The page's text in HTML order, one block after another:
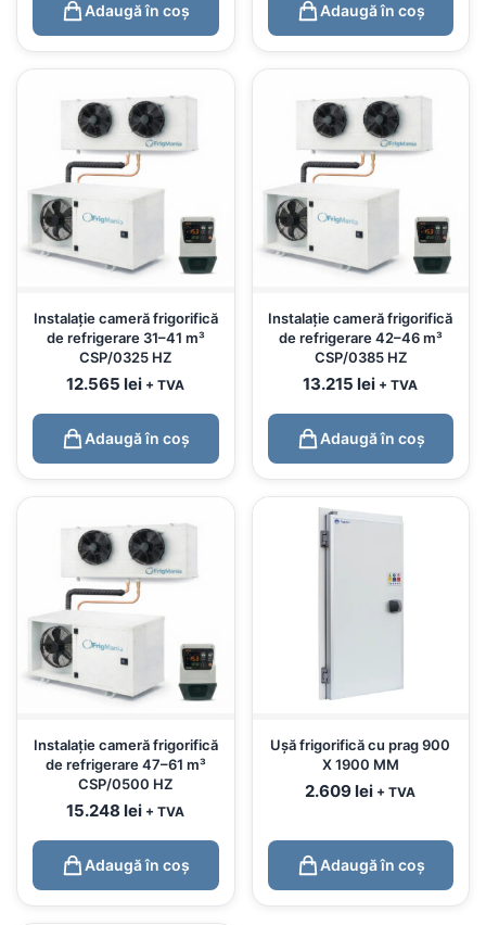
Adaugă în coș Adaugă în coș
Instalație cameră frigorifică
de refrigerare 31–41 m³
CSP/0325 HZ
12.565lei + TVA
Adaugă în coș
Instalație cameră frigorifică
de refrigerare 42–46 m³
CSP/0385 HZ
13.215lei + TVA
Adaugă în coș
Instalație cameră frigorifică
de refrigerare 47–61 m³
CSP/0500 HZ
15.248lei + TVA
Adaugă în coș
Ușă frigorifică cu prag 900
X 1900 MM
2.609lei + TVA
Adaugă în coș